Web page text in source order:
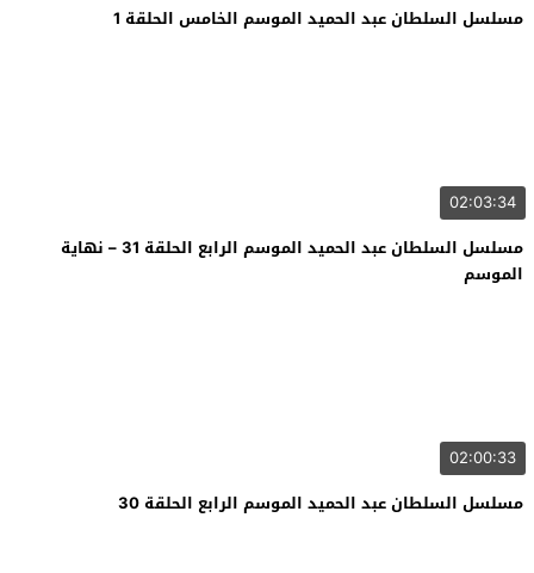
مسلسل السلطان عبد الحميد الموسم الخامس الحلقة 1
02:03:34
مسلسل السلطان عبد الحميد الموسم الرابع الحلقة 31 – نهاية
الموسم
02:00:33
مسلسل السلطان عبد الحميد الموسم الرابع الحلقة 30